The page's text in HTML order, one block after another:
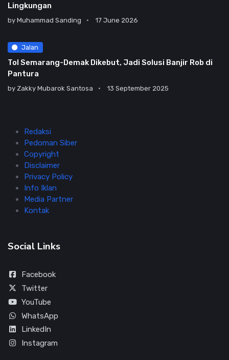
Lingkungan
by Muhammad Sanding 17 June 2026
Jalan
Tol Semarang-Demak Dikebut, Jadi Solusi Banjir Rob di
Pantura
by Zakky Mubarok Santosa 13 September 2025
Redaksi
Pedoman Siber
Copyright
Disclaimer
Privacy Policy
Info Iklan
Media Partner
Kontak
Social Links
Facebook
Twitter
YouTube
WhatsApp
LinkedIn
Instagram